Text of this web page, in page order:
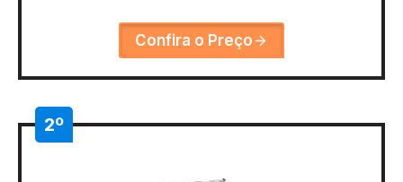
Confira o Preço
2º